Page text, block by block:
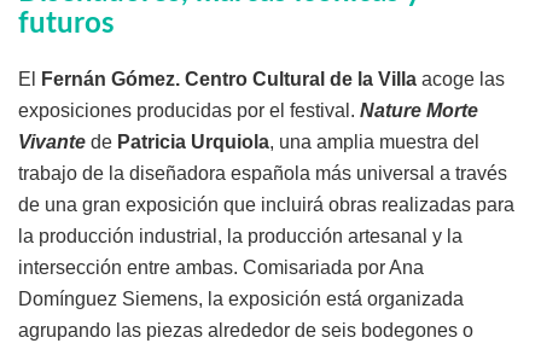
futuros
El Fernán Gómez. Centro Cultural de la Villa acoge las
exposiciones producidas por el festival. Nature Morte
Vivante de Patricia Urquiola, una amplia muestra del
trabajo de la diseñadora española más universal a través
de una gran exposición que incluirá obras realizadas para
la producción industrial, la producción artesanal y la
intersección entre ambas. Comisariada por Ana
Domínguez Siemens, la exposición está organizada
agrupando las piezas alrededor de seis bodegones o